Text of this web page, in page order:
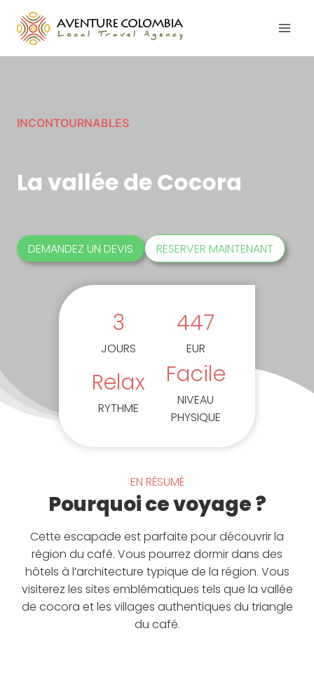
contenu
INCONTOURNABLES
La vallée de Cocora
DEMANDEZ UN DEVIS RESERVER MAINTENANT
3
JOURS
447
EUR
Relax
RYTHME
Facile
NIVEAU
PHYSIQUE
EN RÉSUMÉ
Pourquoi ce voyage ?
Cette escapade est parfaite pour découvrir la
région du café. Vous pourrez dormir dans des
hôtels à l’architecture typique de la région. Vous
visiterez les sites emblématiques tels que la vallée
de cocora et les villages authentiques du triangle
du café.